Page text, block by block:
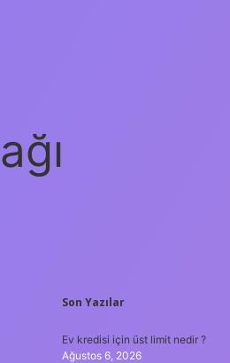
SIDEBAR
Son Yazılar
Ev kredisi için üst limit nedir ?
Ağustos 6, 2026